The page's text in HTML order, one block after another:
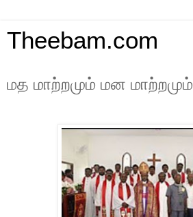
Theebam.com
மத மாற்றமும் மன மாற்றமும்